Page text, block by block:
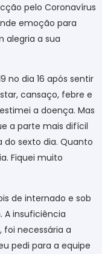
pelo Coronavírus
emoção para
alegria a sua
no dia 16 após sentir
cansaço, febre e
a doença. Mas
a parte mais difícil
sexto dia. Quanto
Fiquei muito
de internado e sob
A insuficiência
foi necessária a
pedi para a equipe